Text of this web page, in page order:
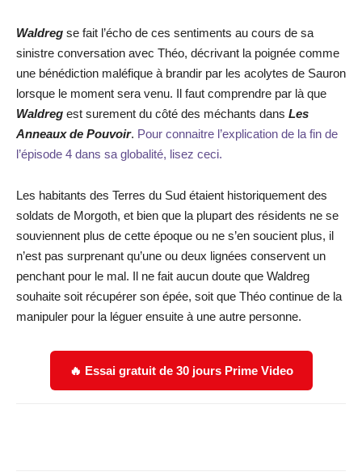
Waldreg se fait l’écho de ces sentiments au cours de sa
sinistre conversation avec Théo, décrivant la poignée comme
une bénédiction maléfique à brandir par les acolytes de Sauron
lorsque le moment sera venu. Il faut comprendre par là que
Waldreg est surement du côté des méchants dans Les
Anneaux de Pouvoir. Pour connaitre l’explication de la fin de
l’épisode 4 dans sa globalité, lisez ceci.
Les habitants des Terres du Sud étaient historiquement des
soldats de Morgoth, et bien que la plupart des résidents ne se
souviennent plus de cette époque ou ne s’en soucient plus, il
n’est pas surprenant qu’une ou deux lignées conservent un
penchant pour le mal. Il ne fait aucun doute que Waldreg
souhaite soit récupérer son épée, soit que Théo continue de la
manipuler pour la léguer ensuite à une autre personne.
🔥 Essai gratuit de 30 jours Prime Video